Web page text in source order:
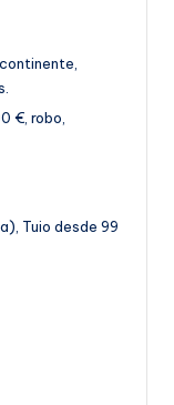
€, robo,
Tuio desde 99